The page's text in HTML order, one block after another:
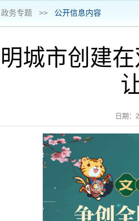
政务专题 >> 公开信息内容
明城市创建
日期